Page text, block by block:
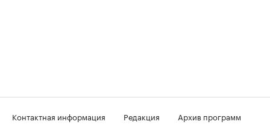
Контактная информация Редакция
Архив программ